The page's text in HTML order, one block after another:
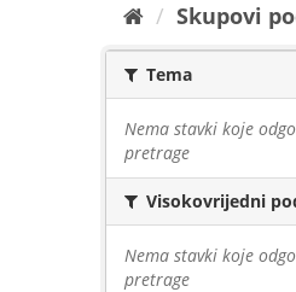
Skupovi
Tema
Nema stavki koje
pretrage
Visokovrijedni
Nema stavki koje
pretrage